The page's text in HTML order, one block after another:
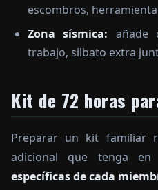
escombros,
Zona sísmica: añade
trabajo, silbato extra
Kit de 72 horas
Preparar un kit familiar
adicional que tenga
específicas de cada